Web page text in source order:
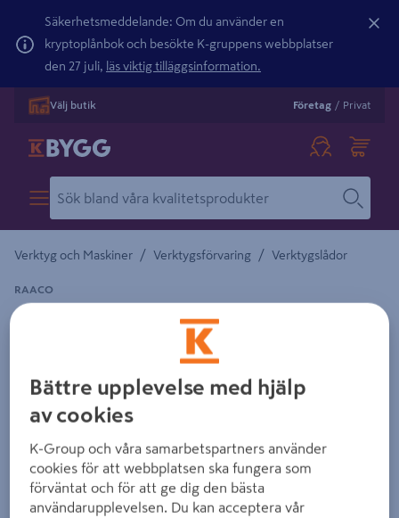
Säkerhetsmeddelande: Om du använder en
kryptoplånbok och besökte K-gruppens webbplatser
den 27 juli, läs viktig tilläggsinformation.
Välj butik Företag / Privat
Verktyg och Maskiner / Verktygsförvaring / Verktygslådor
VERKTYGSLÅDA RAACO 15" SVART
RAACO
Detaljerad beskrivning finns i produktbeskrivningsområdet
Bättre upplevelse med hjälp
av cookies
K-Group och våra samarbetspartners använder
cookies för att webbplatsen ska fungera som
förväntat och för att ge dig den bästa
användarupplevelsen. Du kan acceptera vår